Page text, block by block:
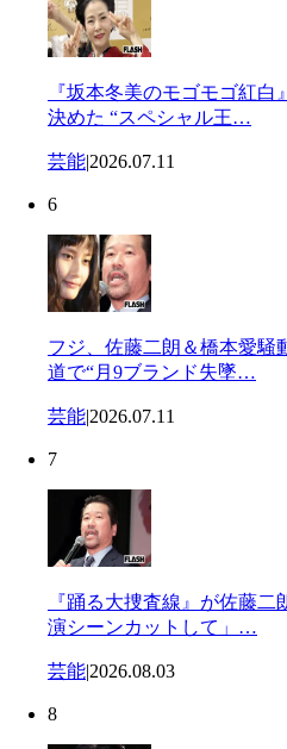
『坂本冬美のモゴモゴ紅
決めた “スペシャル王…
芸能|2026.07.11
6
フジ、佐藤二朗＆橋本愛騒
道で“月9ブランド失墜…
芸能|2026.07.11
7
『踊る大捜査線』が佐藤二
演シーンカットして」…
芸能|2026.08.03
8